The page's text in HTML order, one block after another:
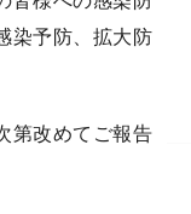
染予防、拡大防
第改めてご報告